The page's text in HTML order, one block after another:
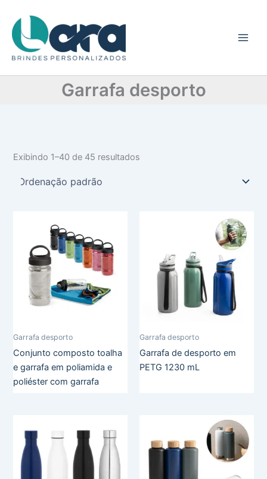
para
conteúdo
Garrafa desporto
t
e
r
Exibindo 1–40 de 45 resultados
Garrafa desporto
Conjunto composto toalha
e garrafa em poliamida e
poliéster com garrafa
Garrafa desporto
Garrafa de desporto em
PETG 1230 mL